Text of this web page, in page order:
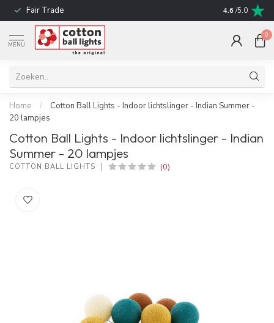
Fair Trade Snelle
4.6 /5.0
MENU
0
Home /
Cotton Ball Lights - Indoor lichtslinger - Indian Summer -
20 lampjes
Cotton Ball Lights - Indoor lichtslinger - Indian
Summer - 20 lampjes
COTTON BALL LIGHTS (0)